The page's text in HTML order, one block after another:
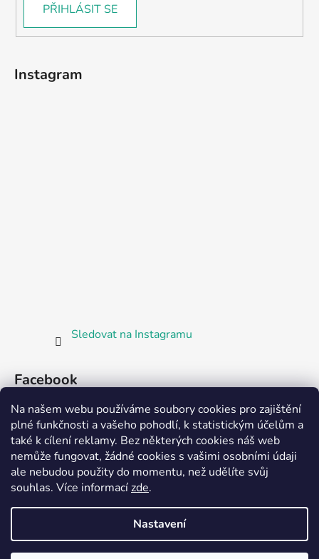
Na našem webu používáme soubory cookies pro zajištění
plné funkčnosti a vašeho pohodlí, k statistickým účelům a
také k cílení reklamy. Bez některých cookies náš web
nemůže fungovat, žádné cookies s vašimi osobními údaji
ale nebudou použity do momentu, než udělíte svůj
souhlas. Více informacízde.
Nastavení
PŘIHLÁSIT SE
Instagram
Sledovat na Instagramu
Facebook
Partnerská prodejna Barefoot Plzeň